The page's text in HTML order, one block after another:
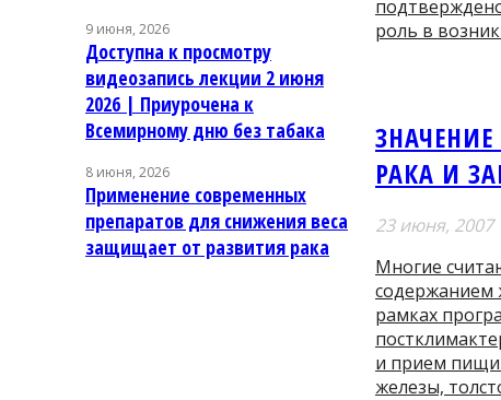
роль в
РАКА И
23 июня, 2007
Многие
содержанием
рамках
и прием пищи
железы,
9 июня, 2026
Доступна к просмотру
видеозапись лекции 2 июня
2026 | Приурочена к
Всемирному дню без табака
8 июня, 2026
Применение современных
препаратов для снижения веса
защищает от развития рака